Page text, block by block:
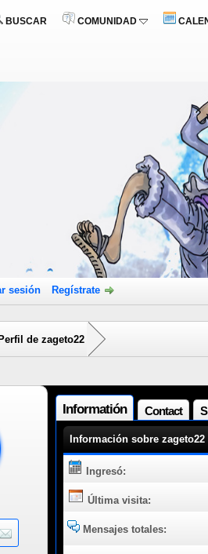
BUSCAR COMUNIDAD
sesión Regístrate
Perfil de zageto22
Informatión Contact
Información sobre zageto22
Ingresó:
Última visita:
Mensajes totales: